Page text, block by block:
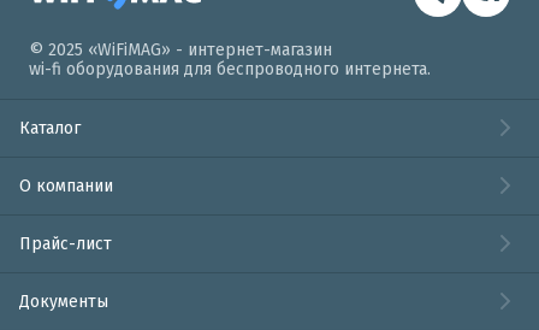
© 2025 «WiFiMAG» - интернет-магазин
wi-fi оборудования для беспроводного интернета.
Каталог
О компании
Прайс-лист
Документы